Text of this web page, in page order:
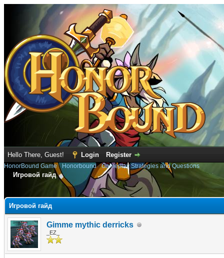
Hello There, Guest! Login Register
HonorBound Game› Honorbound›Gameplay Strategies and Questions
Игровой гайд
Игровой гайд
Gimme mythic derricks
_EZ_